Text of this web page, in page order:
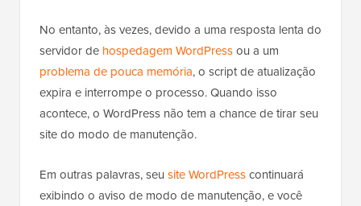
No entanto, às vezes, devido a uma resposta lenta do
servidor de hospedagem WordPressou a um
problema de pouca memória, o script de atualização
expira e interrompe o processo. Quando isso
acontece, o WordPress não tem a chance de tirar seu
site do modo de manutenção.
Em outras palavras, seu site WordPresscontinuará
exibindo o aviso de modo de manutenção, e você